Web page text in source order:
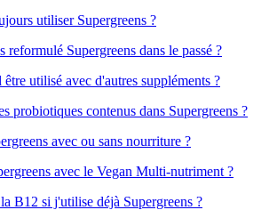
utiliser Supergreens ?
reformulé Supergreens dans le passé ?
être utilisé avec d'autres suppléments ?
probiotiques contenus dans Supergreens ?
avec ou sans nourriture ?
avec le Vegan Multi-nutriment ?
B12 si j'utilise déjà Supergreens ?